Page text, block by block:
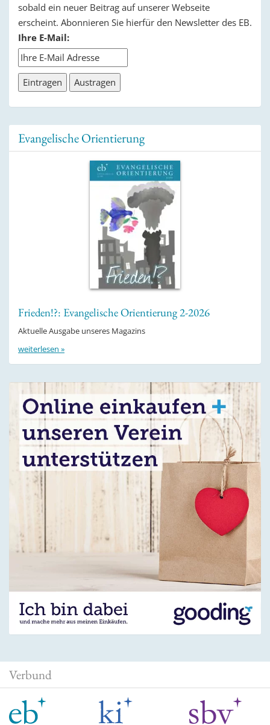
sobald ein neuer Beitrag auf unserer Webseite
erscheint. Abonnieren Sie hierfür den Newsletter des EB.
Ihre E-Mail:
Evangelische Orientierung
Frieden!?: Evangelische Orientierung 2-2026
Aktuelle Ausgabe unseres Magazins
weiterlesen »
Verbund